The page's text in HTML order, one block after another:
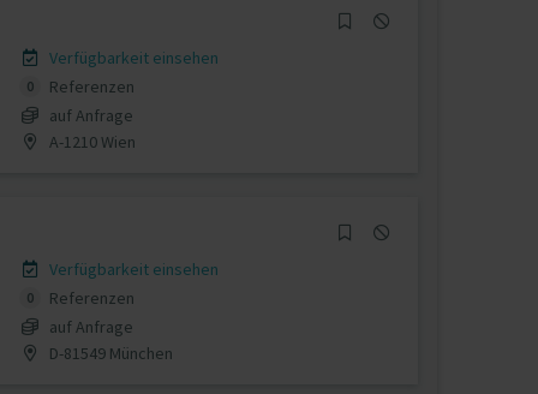
Verfügbarkeit einsehen
0
Referenzen
auf Anfrage
A-1210 Wien
Verfügbarkeit einsehen
0
Referenzen
auf Anfrage
D-81549 München